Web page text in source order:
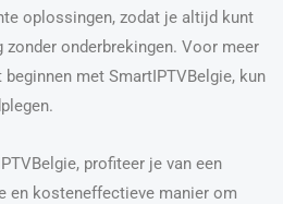
oplossingen, zodat je altijd kunt
onderbrekingen. Voor meer
met SmartIPTVBelgie, kun
profiteer je van een
en kosteneffectieve manier om